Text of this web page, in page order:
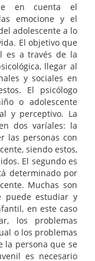
en cuenta el
emocione y el
adolescente a lo
El objetivo que
es a través de la
llegar al
y sociales en
El psicólogo
o adolescente
y perceptivo. La
dos varíales: la
las personas con
siendo estos,
El segundo es
determinado por
Muchas son
puede estudiar y
en este caso
los problemas
o los problemas
la persona que se
es necesario